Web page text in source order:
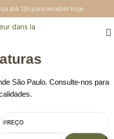
até 12h para receber hoje
São Paulo. Consulte-nos para
PREÇO